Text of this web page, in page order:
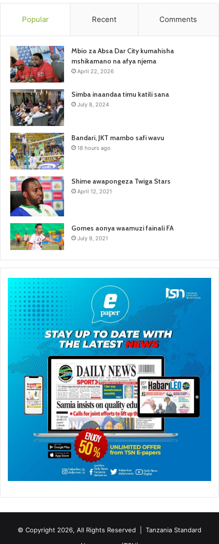
Popular Recent Comments
Mbio za Absa Dar City kumahisha
mshikamano na afya njema
April 22, 2026
Simba inaandaa timu katili sana
July 8, 2024
Bandari, JKT mambo safi wavu
18 hours ago
Shime awapongeza Twiga Stars
April 12, 2021
Gomes aonya waamuzi fainali FA
July 9, 2021
© Copyright 2026, All Rights Reserved | Tanzania Standard